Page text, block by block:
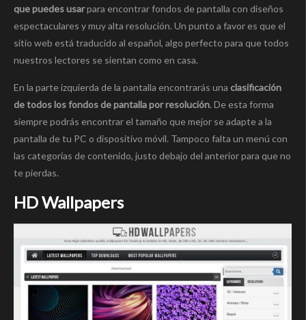
que puedes usarpara encontrar fondos de pantalla con diseños
espectaculares y muy alta resolución. Un punto a favor es que el
sitio web está traducido al español, algo perfecto para que todos
nuestros lectores se sientan como en casa.
En la parte izquierda de la pantalla encontrarás una clasificación
de todos los fondos de pantalla por resolución. De esta forma
siempre podrás encontrar el tamaño que mejor se adapte a la
pantalla de tu PC o dispositivo móvil. Tampoco falta un menú con
las categorías de contenido, justo debajo del anterior para que no
te pierdas.
HD Wallpapers